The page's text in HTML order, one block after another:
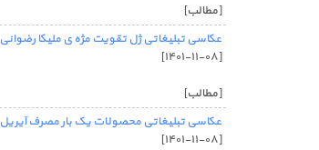
[مطالب]
عکاسی تبلیغاتی ژل تقویت مژه ی ملیکا رضوانی
[۱۴۰۱-۱۱-۰۸]
[مطالب]
عکاسی تبلیغاتی محصولات یک بار مصرف آیریل
[۱۴۰۱-۱۱-۰۸]